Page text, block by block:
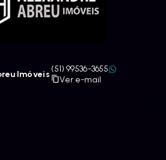
Imóveis
(51) 99536-3655
Ver e-mail